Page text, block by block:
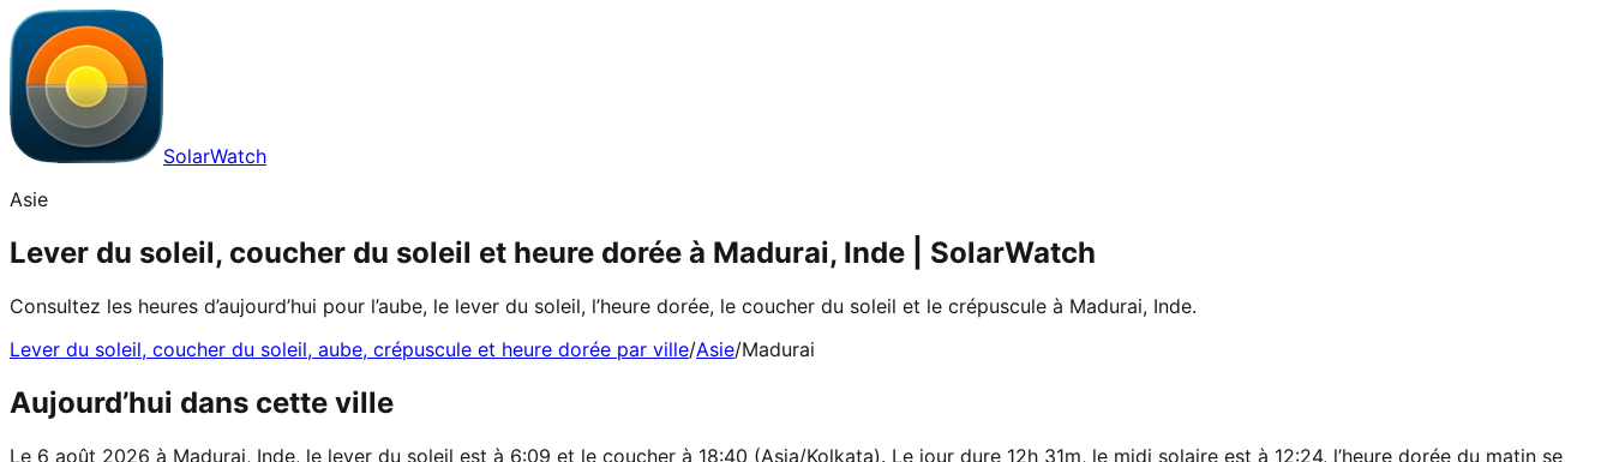
SolarWatch
Asie
Lever du soleil, coucher du soleil et heure dorée à Madurai, Inde | SolarWatch
Consultez les heures d’aujourd’hui pour l’aube, le lever du soleil, l’heure dorée, le coucher du soleil et le crépuscule à Madurai, Inde.
Lever du soleil, coucher du soleil, aube, crépuscule et heure dorée par ville/Asie/Madurai
Aujourd’hui dans cette ville
Le 6 août 2026 à Madurai, Inde, le lever du soleil est à 6:09 et le coucher à 18:40 (Asia/Kolkata). Le jour dure 12h 31m, le midi solaire est à 12:24, l’heure dorée du matin se